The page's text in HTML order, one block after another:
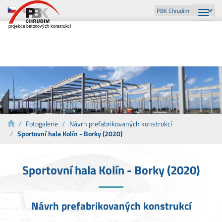
Toggle
projekce betonových konstrukcí
Fotogalerie
Návrh prefabrikovaných konstrukcí
Sportovní hala Kolín - Borky (2020)
Sportovní hala Kolín - Borky (2020)
Návrh prefabrikovaných konstrukcí